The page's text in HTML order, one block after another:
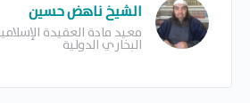
الشيخ ناهض حسين
معيد مادة العقيدة
البخاري الدولية